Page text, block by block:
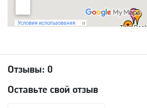
Отзывы: 0
Оставьте свой отзыв